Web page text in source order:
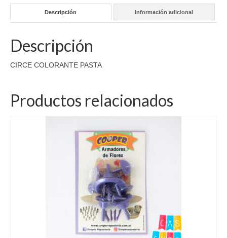
Descripción Información adicional
Descripción
CIRCE COLORANTE PASTA
Productos relacionados